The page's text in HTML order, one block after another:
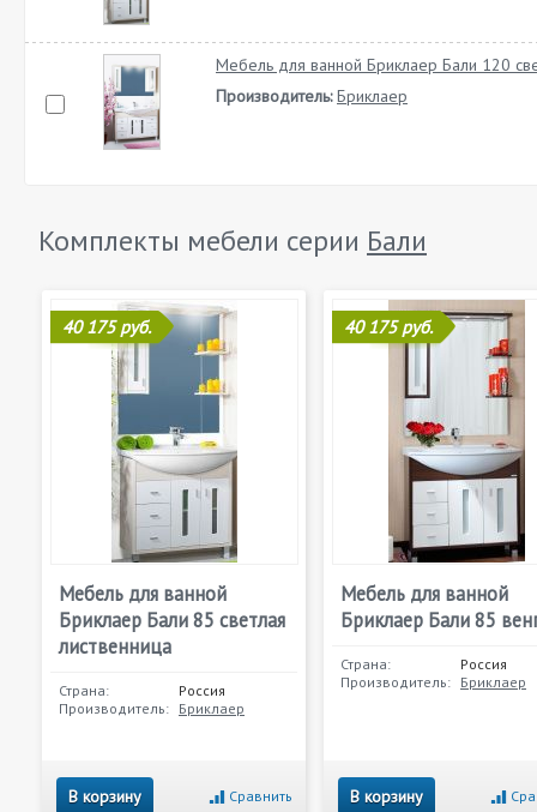
Мебель для ванной Бриклаер Бали 120
Производитель: Бриклаер
Комплекты мебели серии Бали
40 175 руб.
Мебель для ванной
Бриклаер Бали 85 светлая
лиственница
Страна:
Россия
Производитель: Бриклаер
В корзину Сравнить
40 175 руб.
Мебель для ванной
Бриклаер Бали 85
Страна:
Россия
Производитель: Бриклаер
В корзину